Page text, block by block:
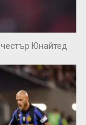
Юнайтед